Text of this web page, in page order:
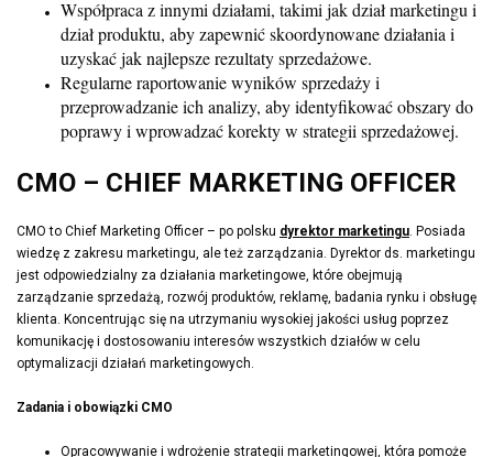
Współpraca z innymi działami, takimi jak dział marketingu i
dział produktu, aby zapewnić skoordynowane działania i
uzyskać jak najlepsze rezultaty sprzedażowe.
Regularne raportowanie wyników sprzedaży i
przeprowadzanie ich analizy, aby identyfikować obszary do
poprawy i wprowadzać korekty w strategii sprzedażowej.
CMO – CHIEF MARKETING OFFICER
CMO to Chief Marketing Officer – po polsku dyrektor marketingu . Posiada
wiedzę z zakresu marketingu, ale też zarządzania. Dyrektor ds. marketingu
jest odpowiedzialny za działania marketingowe, które obejmują
zarządzanie sprzedażą, rozwój produktów, reklamę, badania rynku i obsługę
klienta. Koncentrując się na utrzymaniu wysokiej jakości usług poprzez
komunikację i dostosowaniu interesów wszystkich działów w celu
optymalizacji działań marketingowych.
Zadania i obowiązki CMO
Opracowywanie i wdrożenie strategii marketingowej, która pomoże